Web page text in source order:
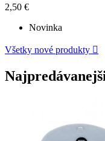
2,50 €
Novinka
Všetky nové produkty 